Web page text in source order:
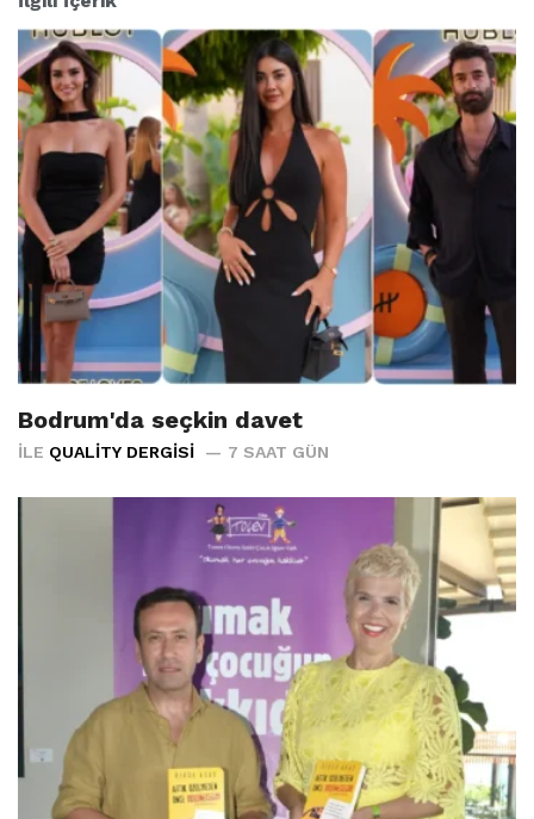
Bodrum'da seçkin davet
İLE QUALITY DERGISI 7 SAAT GÜN